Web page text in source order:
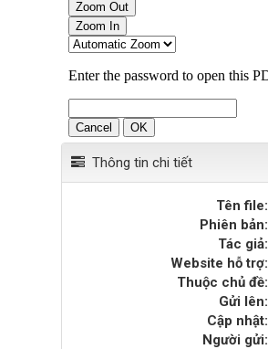
Thông tin chi tiết
Tên file:
Phiên bản:
Tác giả:
Website hỗ trợ:
Thuộc chủ đề:
Gửi lên:
Cập nhật:
Người gửi: